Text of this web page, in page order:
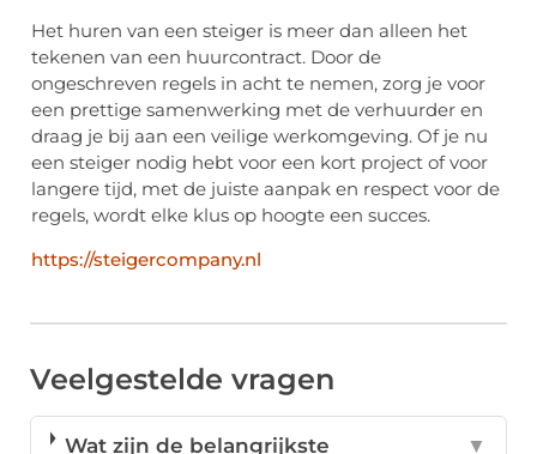
Het huren van een steiger is meer dan alleen het
tekenen van een huurcontract. Door de
ongeschreven regels in acht te nemen, zorg je voor
een prettige samenwerking met de verhuurder en
draag je bij aan een veilige werkomgeving. Of je nu
een steiger nodig hebt voor een kort project of voor
langere tijd, met de juiste aanpak en respect voor de
regels, wordt elke klus op hoogte een succes.
https://steigercompany.nl
Veelgestelde vragen
Wat zijn de belangrijkste
▼